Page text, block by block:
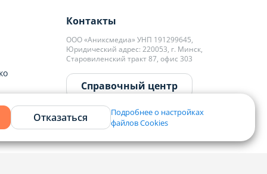
Контакты
ООО «Аниксмедиа» УНП 191299645,
Юридический адрес: 220053, г. Минск,
Старовиленский тракт 87, офис 303
Справочный центр
Отказаться
Подробнее о настройках
файлов Cookies